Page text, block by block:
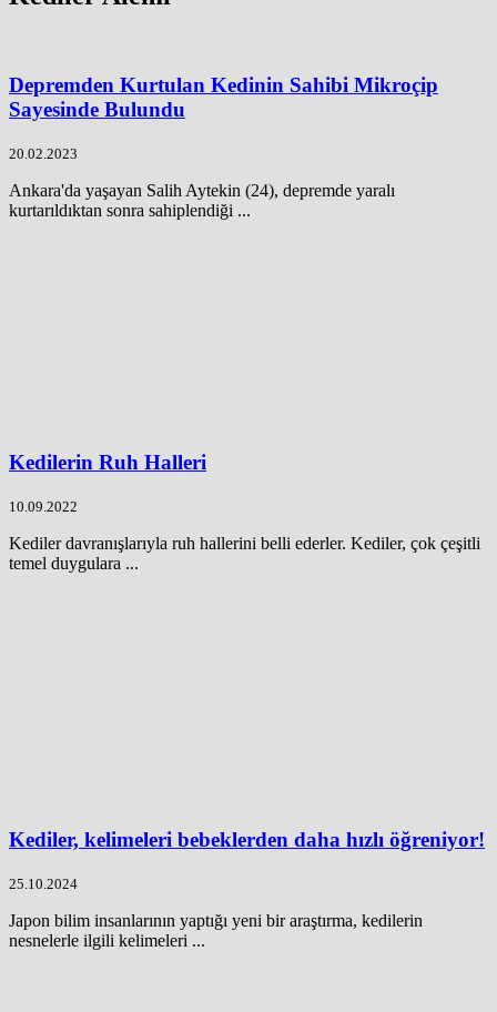
Depremden Kurtulan Kedinin Sahibi Mikroçip
Sayesinde Bulundu
20.02.2023
Ankara'da yaşayan Salih Aytekin (24), depremde yaralı
kurtarıldıktan sonra sahiplendiği ...
Kedilerin Ruh Halleri
10.09.2022
Kediler davranışlarıyla ruh hallerini belli ederler. Kediler, çok çeşitli
temel duygulara ...
Kediler, kelimeleri bebeklerden daha hızlı öğreniyor!
25.10.2024
Japon bilim insanlarının yaptığı yeni bir araştırma, kedilerin
nesnelerle ilgili kelimeleri ...